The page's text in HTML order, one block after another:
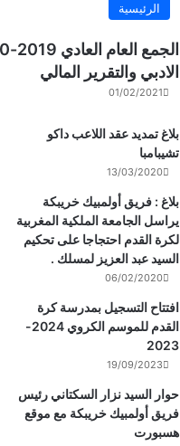
الرئيسية
الادبي والتقرير المالي
01/02/2021
بلاغ تمديد عقد اللاعب داكو
تشيبامبا
13/03/2020
بلاغ : فريق أولمبيك خريبكة
يراسل الجامعة الملكية المغربية
لكرة القدم احتجاجا على تحكيم
السيد عبد العزيز لمسلك .
06/02/2020
افتتاح التسجيل بمدرسة كرة
القدم للموسم الكروي 2024-
2023
19/09/2023
حوار السيد نزار السكتاني رئيس
فريق أولمبيك خريبكة مع موقع
هسبورت